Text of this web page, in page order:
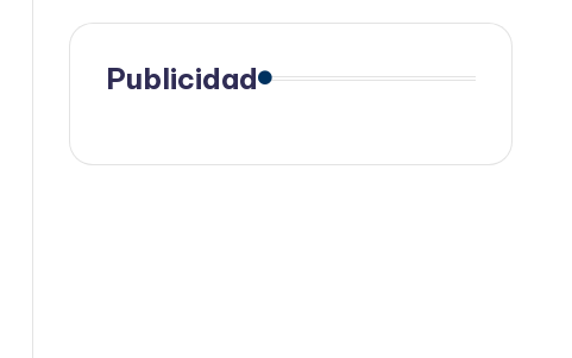
Publicidad